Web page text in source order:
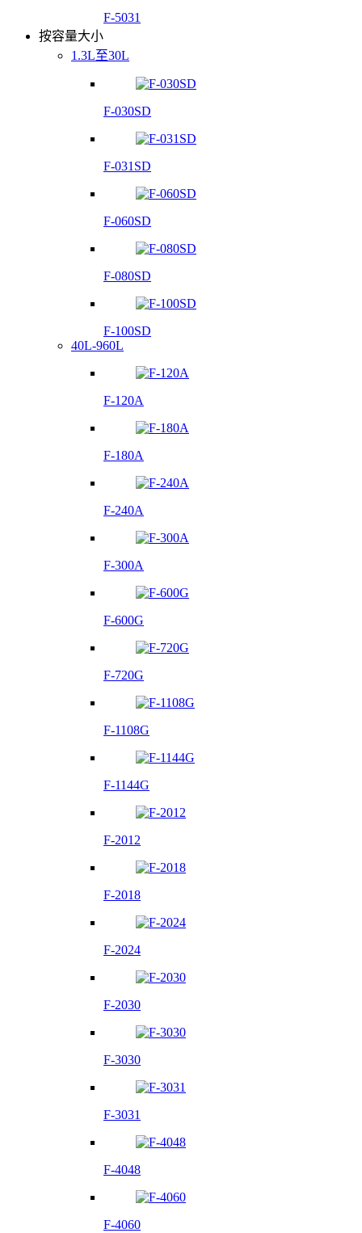
F-5031
按容量大小
1.3L至30L
F-030SD
F-031SD
F-060SD
F-080SD
F-100SD
40L-960L
F-120A
F-180A
F-240A
F-300A
F-600G
F-720G
F-1108G
F-1144G
F-2012
F-2018
F-2024
F-2030
F-3030
F-3031
F-4048
F-4060